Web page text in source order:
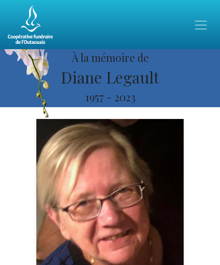
À la mémoire de
Diane Legault
1957 - 2023